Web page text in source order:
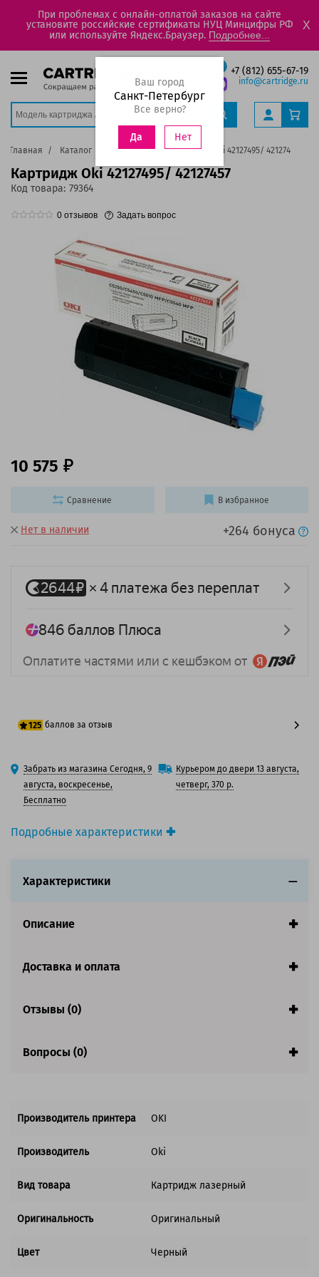
При проблемах с онлайн-оплатой заказов на сайте
установите российские сертификаты НУЦ Минцифры РФ
или используйте Яндекс.Браузер. Подробнее...
X
+7 (812) 655-67-19
info@cartridge.ru
Ваш город
Санкт-Петербург
Все верно?
Да Нет
Главная Каталог Картриджи Картридж Oki 42127495/ 42127457
Картридж Oki 42127495/ 42127457
Код товара: 79364
0 отзывов Задать вопрос
Подробные характеристики
Вид товара:Картридж лазерный
Ресурс:5 000 страниц формата А4 при 5%
Страна:Китай
Нет в наличии +264 бонуса
10 575
125 баллов за отзыв
100 баллов
125 баллов
Забрать из магазина Сегодня, 9
августа, воскресенье,
Бесплатно
Курьером до двери 13 августа,
четверг, 370 р.
Сравнение В избранное
Характеристики
Описание
Доставка и оплата
Отзывы (0)
Вопросы (0)
Производитель принтера OKI
Производитель Oki
Вид товара Картридж лазерный
Оригинальность Оригинальный
Цвет Черный